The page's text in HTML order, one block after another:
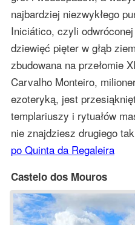
najbardziej niezwykłego
Iniciático, czyli
dziewięć pięter w głąb
zbudowana na przełomie
Carvalho Monteiro,
ezoteryką, jest
templariuszy i rytuałów
nie znajdziesz drugiego
po Quinta da Regaleira
Castelo dos Mouros